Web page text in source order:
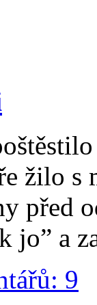
žilo
před
jo” a
9